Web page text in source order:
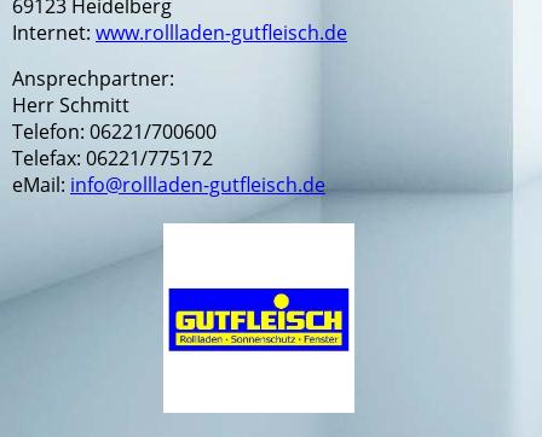
69123 Heidelberg
Internet: www.rollladen-gutfleisch.de
Ansprechpartner:
Herr Schmitt
Telefon: 06221/700600
Telefax: 06221/775172
eMail: info@rollladen-gutfleisch.de